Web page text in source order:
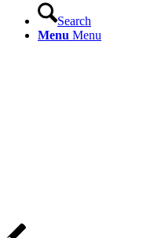
Search
Menu Menu